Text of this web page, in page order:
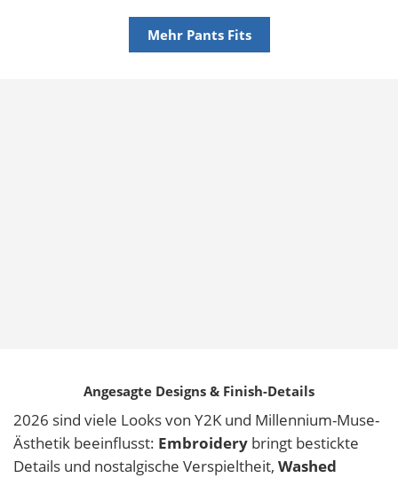
Mehr Pants Fits
Angesagte Designs & Finish-Details
2026 sind viele Looks von Y2K und Millennium-Muse-
Ästhetik beeinflusst: Embroidery bringt bestickte
Details und nostalgische Verspieltheit, Washed